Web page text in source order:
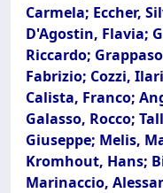
Carmela; Eccher,
D'Agostin, Flavia;
Riccardo;
Fabrizio; Cozzi,
Calista, Franco;
Galasso, Rocco;
Giuseppe; Melis,
Kromhout, Hans;
Marinaccio,